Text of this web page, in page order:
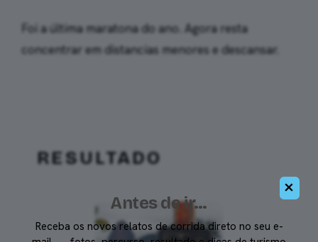
Foi a última maratona do ano. Agora resta
concentrar em distancias menores e descansar.
RESULTADO
×
Antes de ir…
Receba os novos relatos de corrida direto no seu e-